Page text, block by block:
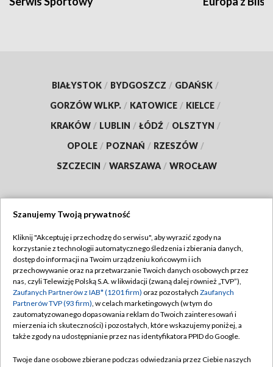
BIAŁYSTOK / BYDGOSZCZ / GDAŃSK /
GORZÓW WLKP. / KATOWICE / KIELCE /
KRAKÓW / LUBLIN / ŁÓDŹ / OLSZTYN /
OPOLE / POZNAŃ / RZESZÓW /
SZCZECIN / WARSZAWA / WROCŁAW
TVP
Abonament TVP
Emisja w TVP
Centrum informacji TVP
Naziemna Telewizja Cyfrowa
Regulamin TVP
Polityka prywatności
Moje zgody
Pomoc
Szanujemy Twoją prywatność
Kliknij "Akceptuję i przechodzę do serwisu", aby wyrazić zgody na
korzystanie z technologii automatycznego śledzenia i zbierania danych,
dostęp do informacji na Twoim urządzeniu końcowym i ich
przechowywanie oraz na przetwarzanie Twoich danych osobowych przez
nas, czyli Telewizję Polską S.A. w likwidacji (zwaną dalej również „TVP”),
Zaufanych Partnerów z IAB* (1201 firm) oraz pozostałych Zaufanych
Partnerów TVP (93 firm), w celach marketingowych (w tym do
zautomatyzowanego dopasowania reklam do Twoich zainteresowań i
mierzenia ich skuteczności) i pozostałych, które wskazujemy poniżej, a
także zgody na udostępnianie przez nas identyfikatora PPID do Google.
Twoje dane osobowe zbierane podczas odwiedzania przez Ciebie naszych